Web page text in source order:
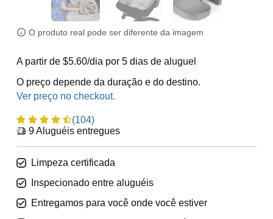
O produto real pode ser diferente da imagem
A partir de $5.60/dia por 5 dias de aluguel
O preço depende da duração e do destino.
(104)
9Aluguéis entregues
Limpeza certificada
Inspecionado entre aluguéis
Entregamos para você onde você estiver